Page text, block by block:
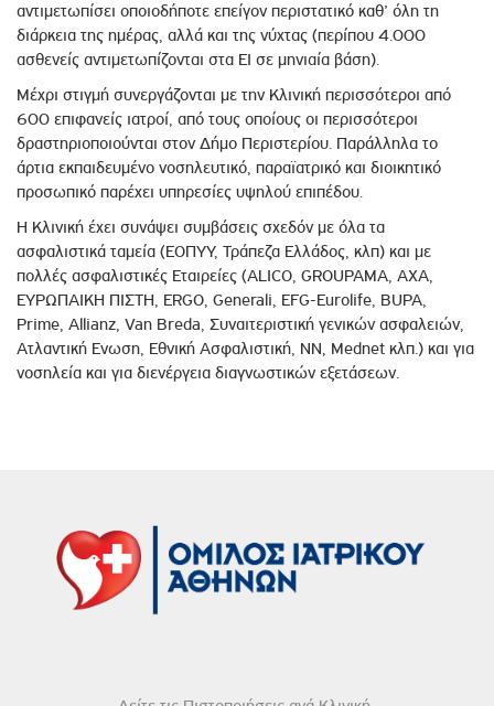
αντιμετωπίσει οποιοδήποτε επείγον περιστατικό καθ’ όλη τη
διάρκεια της ημέρας, αλλά και της νύχτας (περίπου 4.000
ασθενείς αντιμετωπίζονται στα ΕΙ σε μηνιαία βάση).
Μέχρι στιγμή συνεργάζονται με την Κλινική περισσότεροι από
600 επιφανείς ιατροί, από τους οποίους οι περισσότεροι
δραστηριοποιούνται στον Δήμο Περιστερίου. Παράλληλα το
άρτια εκπαιδευμένο νοσηλευτικό, παραϊατρικό και διοικητικό
προσωπικό παρέχει υπηρεσίες υψηλού επιπέδου.
Η Κλινική έχει συνάψει συμβάσεις σχεδόν με όλα τα
ασφαλιστικά ταμεία (ΕΟΠΥΥ, Τράπεζα Ελλάδος, κλπ) και με
πολλές ασφαλιστικές Εταιρείες (ΑLICO, GROUPAMA, AXA,
EΥΡΩΠΑΙΚΗ ΠΙΣΤΗ, ERGO, Generali, EFG-Eurolife, BUPA,
Prime, Allianz, Van Breda, Συναιτεριστική γενικών ασφαλειών,
Ατλαντική Ενωση, Εθνική Ασφαλιστική, NN, Mednet κλπ.) και για
νοσηλεία και για διενέργεια διαγνωστικών εξετάσεων.